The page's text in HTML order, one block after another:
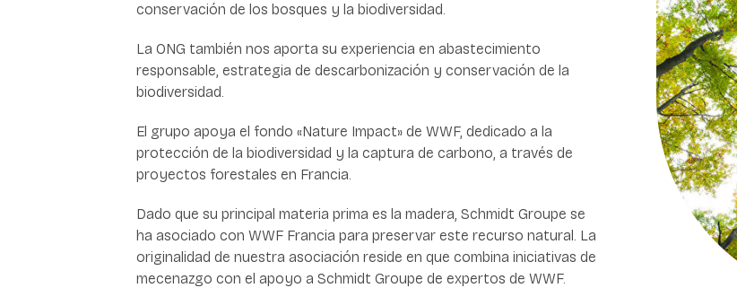
conservación de los bosques y la biodiversidad.
La ONG también nos aporta su experiencia en abastecimiento
responsable, estrategia de descarbonización y conservación de la
biodiversidad.
El grupo apoya el fondo «Nature Impact» de WWF, dedicado a la
protección de la biodiversidad y la captura de carbono, a través de
proyectos forestales en Francia.
Dado que su principal materia prima es la madera, Schmidt Groupe se
ha asociado con WWF Francia para preservar este recurso natural. La
originalidad de nuestra asociación reside en que combina iniciativas de
mecenazgo con el apoyo a Schmidt Groupe de expertos de WWF.